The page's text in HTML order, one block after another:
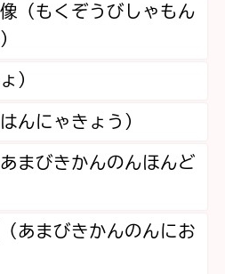
（もくぞうびしゃもん
）
んにゃきょう）
まびきかんのんほんど
あまびきかんのんにお